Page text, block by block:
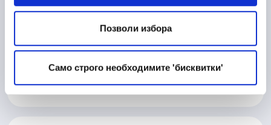
Позволи избора
Само строго необходимите 'бисквитки'